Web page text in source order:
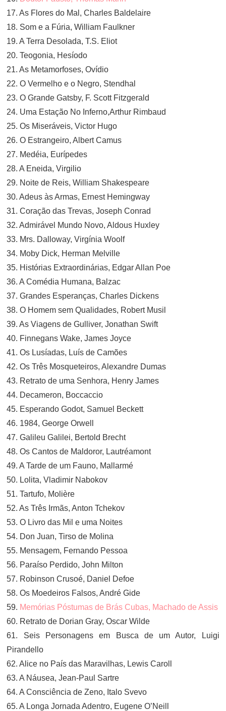
17. As Flores do Mal, Charles Baldelaire
18. Som e a Fúria, William Faulkner
19. A Terra Desolada, T.S. Eliot
20. Teogonia, Hesíodo
21. As Metamorfoses, Ovídio
22. O Vermelho e o Negro, Stendhal
23. O Grande Gatsby, F. Scott Fitzgerald
24. Uma Estação No Inferno,Arthur Rimbaud
25. Os Miseráveis, Victor Hugo
26. O Estrangeiro, Albert Camus
27. Medéia, Eurípedes
28. A Eneida, Virgilio
29. Noite de Reis, William Shakespeare
30. Adeus às Armas, Ernest Hemingway
31. Coração das Trevas, Joseph Conrad
32. Admirável Mundo Novo, Aldous Huxley
33. Mrs. Dalloway, Virgínia Woolf
34. Moby Dick, Herman Melville
35. Histórias Extraordinárias, Edgar Allan Poe
36. A Comédia Humana, Balzac
37. Grandes Esperanças, Charles Dickens
38. O Homem sem Qualidades, Robert Musil
39. As Viagens de Gulliver, Jonathan Swift
40. Finnegans Wake, James Joyce
41. Os Lusíadas, Luís de Camões
42. Os Três Mosqueteiros, Alexandre Dumas
43. Retrato de uma Senhora, Henry James
44. Decameron, Boccaccio
45. Esperando Godot, Samuel Beckett
46. 1984, George Orwell
47. Galileu Galilei, Bertold Brecht
48. Os Cantos de Maldoror, Lautréamont
49. A Tarde de um Fauno, Mallarmé
50. Lolita, Vladimir Nabokov
51. Tartufo, Molière
52. As Três Irmãs, Anton Tchekov
53. O Livro das Mil e uma Noites
54. Don Juan, Tirso de Molina
55. Mensagem, Fernando Pessoa
56. Paraíso Perdido, John Milton
57. Robinson Crusoé, Daniel Defoe
58. Os Moedeiros Falsos, André Gide
59. Memórias Póstumas de Brás Cubas, Machado de Assis
60. Retrato de Dorian Gray, Oscar Wilde
61. Seis Personagens em Busca de um Autor, Luigi
Pirandello
62. Alice no País das Maravilhas, Lewis Caroll
63. A Náusea, Jean-Paul Sartre
64. A Consciência de Zeno, Italo Svevo
65. A Longa Jornada Adentro, Eugene O’Neill